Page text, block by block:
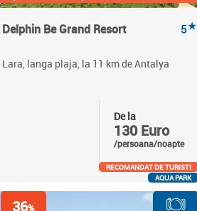
Delphin Be Grand Resort 5★
Lara, langa plaja, la 11 km de Antalya
De la
130 Euro
/persoana/noapte
RECOMANDAT DE TURISTI
AQUA PARK
36